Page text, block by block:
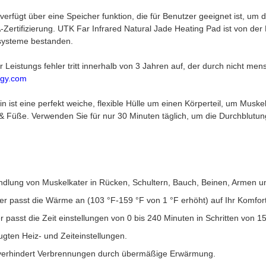
über eine Speicher funktion, die für Benutzer geeignet ist, um
UTK Far Infrared Natural Jade Heating Pad ist von
bestanden.
fehler tritt innerhalb von 3 Jahren auf, der durch nicht
ist eine perfekt weiche, flexible Hülle um einen Körperteil, um
Füße. Verwenden Sie für nur 30 Minuten täglich, um die
von Muskelkater in Rücken, Schultern, Bauch, Beinen, Armen
passt die Wärme an (103 °F-159 °F von 1 °F erhöht) auf Ihr
die Zeit einstellungen von 0 bis 240 Minuten in Schritten von
Heiz- und Zeiteinstellungen.
Verbrennungen durch übermäßige Erwärmung.